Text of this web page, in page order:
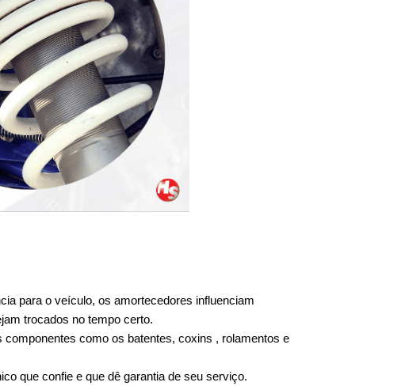
para o veículo, os amortecedores influenciam
trocados no tempo certo.
como os batentes, coxins , rolamentos e
que confie e que dê garantia de seu serviço.